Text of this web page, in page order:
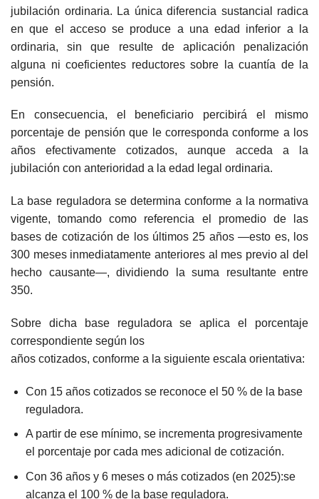
jubilación ordinaria. La única diferencia sustancial radica
en que el acceso se produce a una edad inferior a la
ordinaria, sin que resulte de aplicación penalización
alguna ni coeficientes reductores sobre la cuantía de la
pensión.
En consecuencia, el beneficiario percibirá el mismo
porcentaje de pensión que le corresponda conforme a los
años efectivamente cotizados, aunque acceda a la
jubilación con anterioridad a la edad legal ordinaria.
La base reguladora se determina conforme a la normativa
vigente, tomando como referencia el promedio de las
bases de cotización de los últimos 25 años —esto es, los
300 meses inmediatamente anteriores al mes previo al del
hecho causante—, dividiendo la suma resultante entre
350.
Sobre dicha base reguladora se aplica el porcentaje
correspondiente según los
años cotizados, conforme a la siguiente escala orientativa:
Con 15 años cotizados se reconoce el 50 % de la base
reguladora.
A partir de ese mínimo, se incrementa progresivamente
el porcentaje por cada mes adicional de cotización.
Con 36 años y 6 meses o más cotizados (en 2025):se
alcanza el 100 % de la base reguladora.